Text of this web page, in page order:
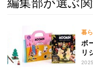
暮
ボ
リ